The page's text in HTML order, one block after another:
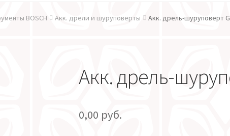
BOSCH Акк. дрели и шуруповерты Акк. дрель-шуруповерт
Акк. дрель-
0,00 руб.